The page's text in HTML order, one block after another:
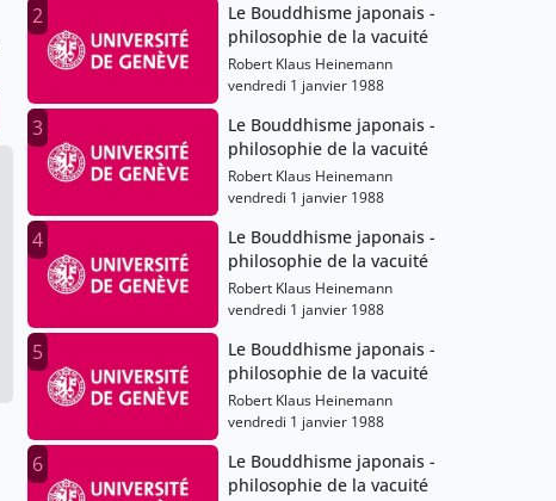
2
Le Bouddhisme japonais -
philosophie de la vacuité
Robert Klaus Heinemann
vendredi 1 janvier 1988
3
Le Bouddhisme japonais -
philosophie de la vacuité
Robert Klaus Heinemann
vendredi 1 janvier 1988
4
Le Bouddhisme japonais -
philosophie de la vacuité
Robert Klaus Heinemann
vendredi 1 janvier 1988
5
Le Bouddhisme japonais -
philosophie de la vacuité
Robert Klaus Heinemann
vendredi 1 janvier 1988
6
Le Bouddhisme japonais -
philosophie de la vacuité